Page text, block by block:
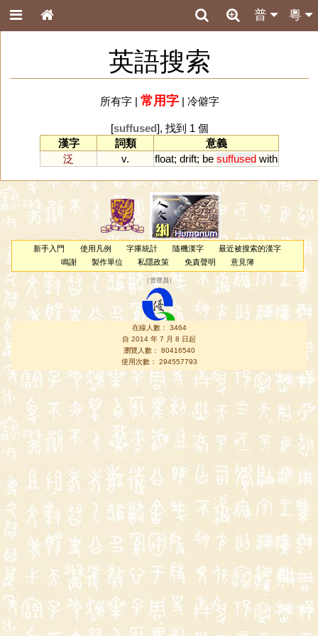
粵
普
英語搜索
所有字| 常用字| 冷僻字
[suffused], 找到 1 個
漢字
詞類
意義
泛
v. float; drift; be suffused with
新手入門 使用凡例 字庫統計 隨機漢字
最近被搜索的漢字
鳴謝
製作單位 私隱政策 免責聲明 意見簿
（管理員 ）
在線人數： 3464
自 2014 年 7 月 8 日起
瀏覽人數： 80416540
使用次數： 294557793